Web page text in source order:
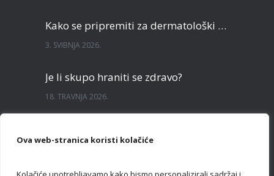
Ova web-stranica koristi kolačiće
Kako se pripremiti za dermatološki pregled?
3. SVIBNJA 2026.
Je li skupo hraniti se zdravo?
18. TRAVNJA 2026.